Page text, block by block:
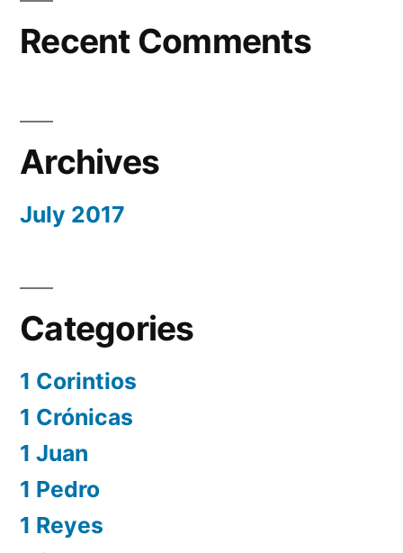
Recent Comments
Archives
July 2017
Categories
1 Corintios
1 Crónicas
1 Juan
1 Pedro
1 Reyes